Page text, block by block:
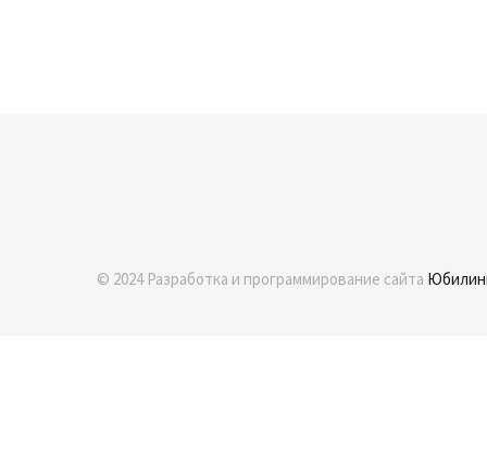
© 2024 Разработка и программирование сайта